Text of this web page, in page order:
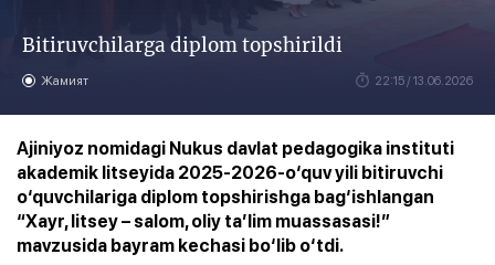
Bitiruvchilarga diplom topshirildi
Жамият 22:15 / 13.06.2026
Ajiniyoz nomidagi Nukus davlat pedagogika instituti
akademik litseyida 2025-2026-o‘quv yili bitiruvchi
o‘quvchilariga diplom topshirishga bag‘ishlangan
“Xayr, litsey – salom, oliy ta’lim muassasasi!”
mavzusida bayram kechasi bo‘lib o‘tdi.